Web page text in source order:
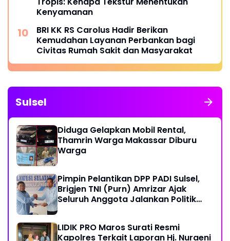
Kenyamanan
BRI KK RS Carolus Hadir Berikan
Kemudahan Layanan Perbankan bagi
Civitas Rumah Sakit dan Masyarakat
Sulsel
Diduga Gelapkan Mobil Rental,
Thamrin Warga Makassar Diburu
Warga
Pimpin Pelantikan DPP PADI Sulsel,
Brigjen TNI (Purn) Amrizar Ajak
Seluruh Anggota Jalankan Politik
LIDIK PRO Maros Surati Resmi
Kapolres Terkait Laporan Hj. Nuraeni